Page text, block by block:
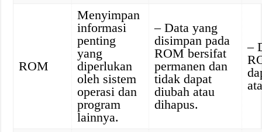
ROM
Menyimpan
informasi
penting
yang
diperlukan
oleh sistem
operasi dan
program
lainnya.
– Data yang
disimpan pada
ROM bersifat
permanen dan
tidak dapat
diubah atau
dihapus.
–